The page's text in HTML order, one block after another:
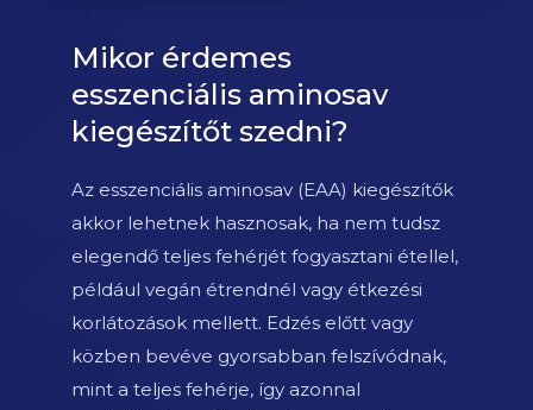
Mikor érdemes
esszenciális aminosav
kiegészítőt szedni?
Az esszenciális aminosav (EAA) kiegészítők
akkor lehetnek hasznosak, ha nem tudsz
elegendő teljes fehérjét fogyasztani étellel,
például vegán étrendnél vagy étkezési
korlátozások mellett. Edzés előtt vagy
közben bevéve gyorsabban felszívódnak,
mint a teljes fehérje, így azonnal